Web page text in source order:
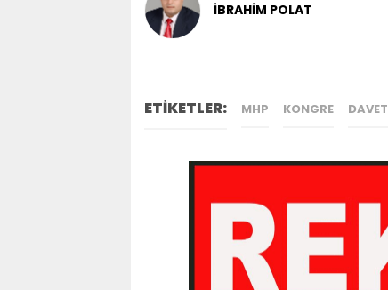
İBRAHİM POLAT
ETİKETLER: MHP KONGRE DAVET